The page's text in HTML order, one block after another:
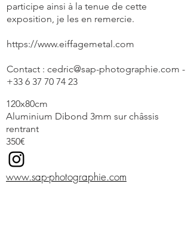
participe ainsi à la tenue de cette
exposition, je les en remercie.
https://www.eiffagemetal.com
Contact : cedric@sap-photographie.com -
+33 6 37 70 74 23
120x80cm
Aluminium Dibond 3mm sur châssis
rentrant
350€
www.sap-photographie.com